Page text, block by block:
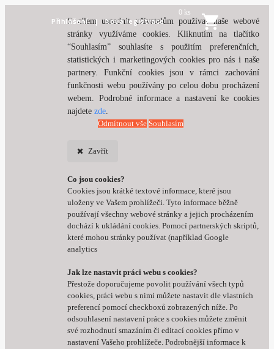
S cílem usnadnit uživatelům používat naše webové
stránky využíváme cookies. Kliknutím na tlačítko
“Souhlasím” souhlasíte s použitím preferenčních,
statistických i marketingových cookies pro nás i naše
partnery. Funkční cookies jsou v rámci zachování
funkčnosti webu používány po celou dobu procházení
webem. Podrobné informace a nastavení ke cookies
najdetezde.
Odmítnout vše Souhlasím
Zavřít
Co jsou cookies?
Cookies jsou krátké textové informace, které jsou
uloženy ve Vašem prohlížeči. Tyto informace běžně
používají všechny webové stránky a jejich procházením
dochází k ukládání cookies. Pomocí partnerských skriptů,
které mohou stránky používat (například Google
analytics
Jak lze nastavit práci webu s cookies?
Přestože doporučujeme povolit používání všech typů
cookies, práci webu s nimi můžete nastavit dle vlastních
preferencí pomocí checkboxů zobrazených níže. Po
odsouhlasení nastavení práce s cookies můžete změnit
své rozhodnutí smazáním či editací cookies přímo v
nastavení Vašeho prohlížeče. Podrobnější informace k
Přihlášení Nová registrace
0 ks